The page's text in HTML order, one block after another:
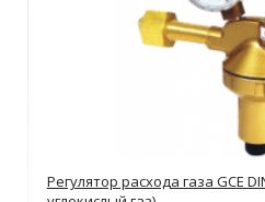
Регулятор расхода газа GCE